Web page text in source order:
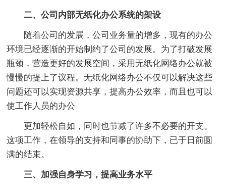
二、公司内部无纸化办公系统的架设
随着公司的发展，公司业务量的增多，现有的办公
环境已经逐渐的开始制约了公司的发展。为了打破发展
瓶颈，营造更好的发展空间，采用无纸化网络办公就被
慢慢的提上了议程。无纸化网络办公不仅可以解决这些
问题还可以实现资源共享，提高办公效率，而且也可以
使工作人员的办公
更加轻松自如，同时也节减了许多不必要的开支。
这项工作，在领导的支持和同事的协助下，已于日前圆
满的结束。
三、加强自身学习，提高业务水平